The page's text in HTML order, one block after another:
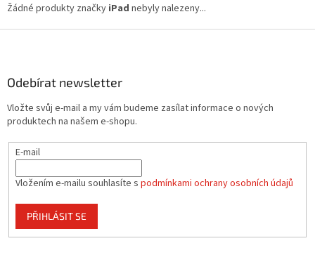
Žádné produkty značky iPad nebyly nalezeny...
Odebírat newsletter
Vložte svůj e-mail a my vám budeme zasílat informace o nových
produktech na našem e-shopu.
E-mail
Vložením e-mailu souhlasíte s podmínkami ochrany osobních údajů
PŘIHLÁSIT SE